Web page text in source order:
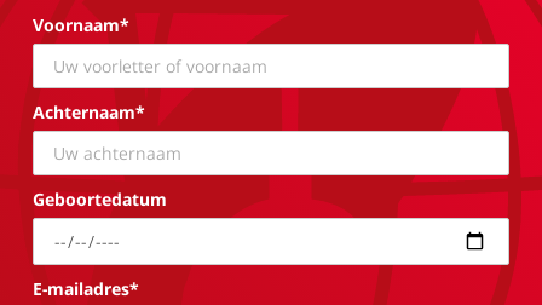
Voornaam*
Achternaam*
Geboortedatum
E-mailadres*